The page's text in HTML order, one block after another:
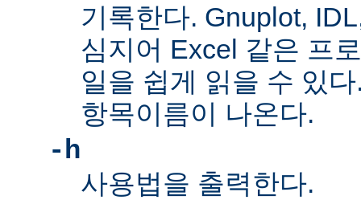
기록한다. Gnuplot,
심지어 Excel 같은 프
일을 쉽게 읽을 수 있
항목이름이 나온다.
-h
사용법을 출력한다.